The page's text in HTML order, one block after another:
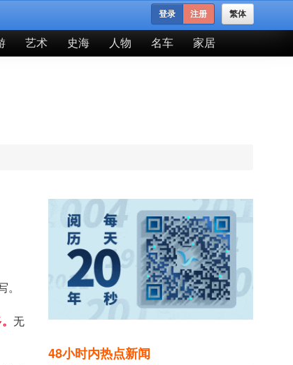
繁体
登录 注册
艺术 史海 人物 名车 家居
。
无
48小时内热点新闻